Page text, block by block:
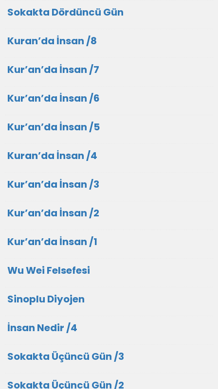
Sokakta Dördüncü Gün
Kuran’da İnsan /8
Kur’an’da İnsan /7
Kur’an’da İnsan /6
Kur’an’da İnsan /5
Kuran’da İnsan /4
Kur’an’da İnsan /3
Kur’an’da İnsan /2
Kur’an’da İnsan /1
Wu Wei Felsefesi
Sinoplu Diyojen
İnsan Nedir /4
Sokakta Üçüncü Gün /3
Sokakta Üçüncü Gün /2